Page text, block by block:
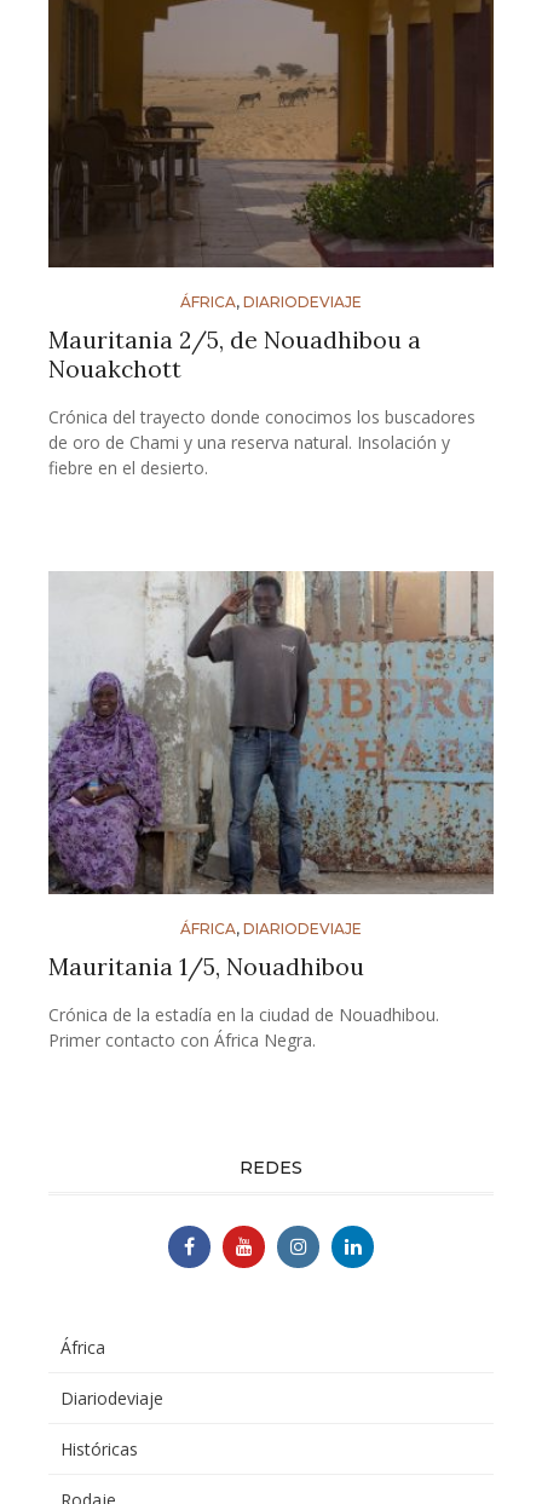
ÁFRICA, DIARIODEVIAJE
Mauritania 2/5, de Nouadhibou a
Nouakchott
Crónica del trayecto donde conocimos los buscadores
de oro de Chami y una reserva natural. Insolación y
fiebre en el desierto.
ÁFRICA, DIARIODEVIAJE
Mauritania 1/5, Nouadhibou
Crónica de la estadía en la ciudad de Nouadhibou.
Primer contacto con África Negra.
REDES
África
Diariodeviaje
Históricas